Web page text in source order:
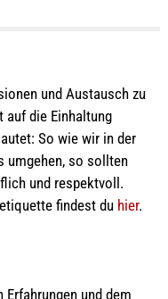
und Austausch zu
auf die Einhaltung
So wie wir in der
umgehen, so sollten
und respektvoll.
findest du hier.
und dem